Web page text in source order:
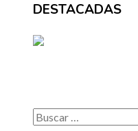
DESTACADAS
Buscar: